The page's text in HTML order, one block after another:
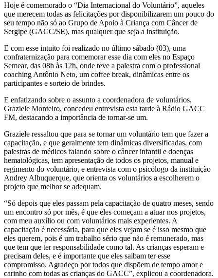
Hoje é comemorado o “Dia Internacional do Voluntário”, aqueles
que merecem todas as felicitações por disponibilizarem um pouco do
seu tempo não só ao Grupo de Apoio à Criança com Câncer de
Sergipe (GACC/SE), mas qualquer que seja a instituição.
E com esse intuito foi realizado no último sábado (03), uma
confraternização para comemorar esse dia com eles no Espaço
Semear, das 08h às 12h, onde teve a palestra com o professional
coaching Antônio Neto, um coffee break, dinâmicas entre os
participantes e sorteio de brindes.
E enfatizando sobre o assunto a coordenadora de voluntários,
Graziele Monteiro, concedeu entrevista esta tarde à Rádio GACC
FM, destacando a importância de tornar-se um.
Graziele ressaltou que para se tornar um voluntário tem que fazer a
capacitação, e que geralmente tem dinâmicas diversificadas, com
palestras de médicos falando sobre o câncer infantil e doenças
hematológicas, tem apresentação de todos os projetos, manual e
regimento do voluntário, e entrevista com o psicólogo da instituição
Andrey Albuquerque, que orienta os voluntários a escolherem o
projeto que melhor se adequam.
“Só depois que eles passam pela capacitação de quatro meses, sendo
um encontro só por mês, é que eles começam a atuar nos projetos,
com meu auxílio ou com voluntários mais experientes. A
capacitação é necessária, para que eles vejam se é isso mesmo que
eles querem, pois é um trabalho sério que não é remunerado, mas
que tem que ter responsabilidade como tal. As crianças esperam e
precisam deles, e é importante que eles saibam ter esse
compromisso. Agradeço por todos que dispõem de tempo amor e
carinho com todas as crianças do GACC”, explicou a coordenadora.